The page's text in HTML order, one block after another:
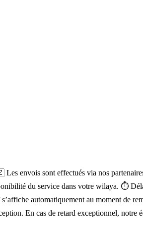
envois sont effectués via nos
du service dans votre wilaya. ⏱
automatiquement au moment de
En cas de retard exceptionnel, notre